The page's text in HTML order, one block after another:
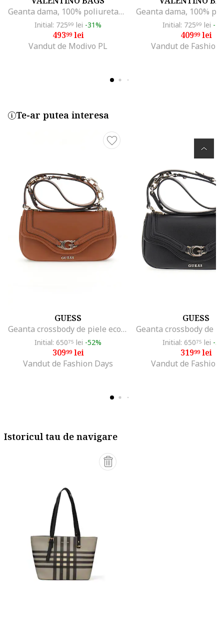
Geanta dama, 100% poliuretan, UNI, VBS3KK36ROCARINA, Negru, 22 x 28 x 14 CM
Initial: 72599 lei -31%
49399lei
Vandut de Modivo PL
Initial: 72599 lei -
40999lei
Vandut de Fashion
Te-ar putea interesa
GUESS
Geanta crossbody de piele ecologica cu clapa, Portocaliu stins
Initial: 65075 lei -52%
30999lei
Vandut de Fashion Days
GUESS
Initial: 65075 lei -
31999lei
Vandut de Fashion
Istoricul tau de navigare